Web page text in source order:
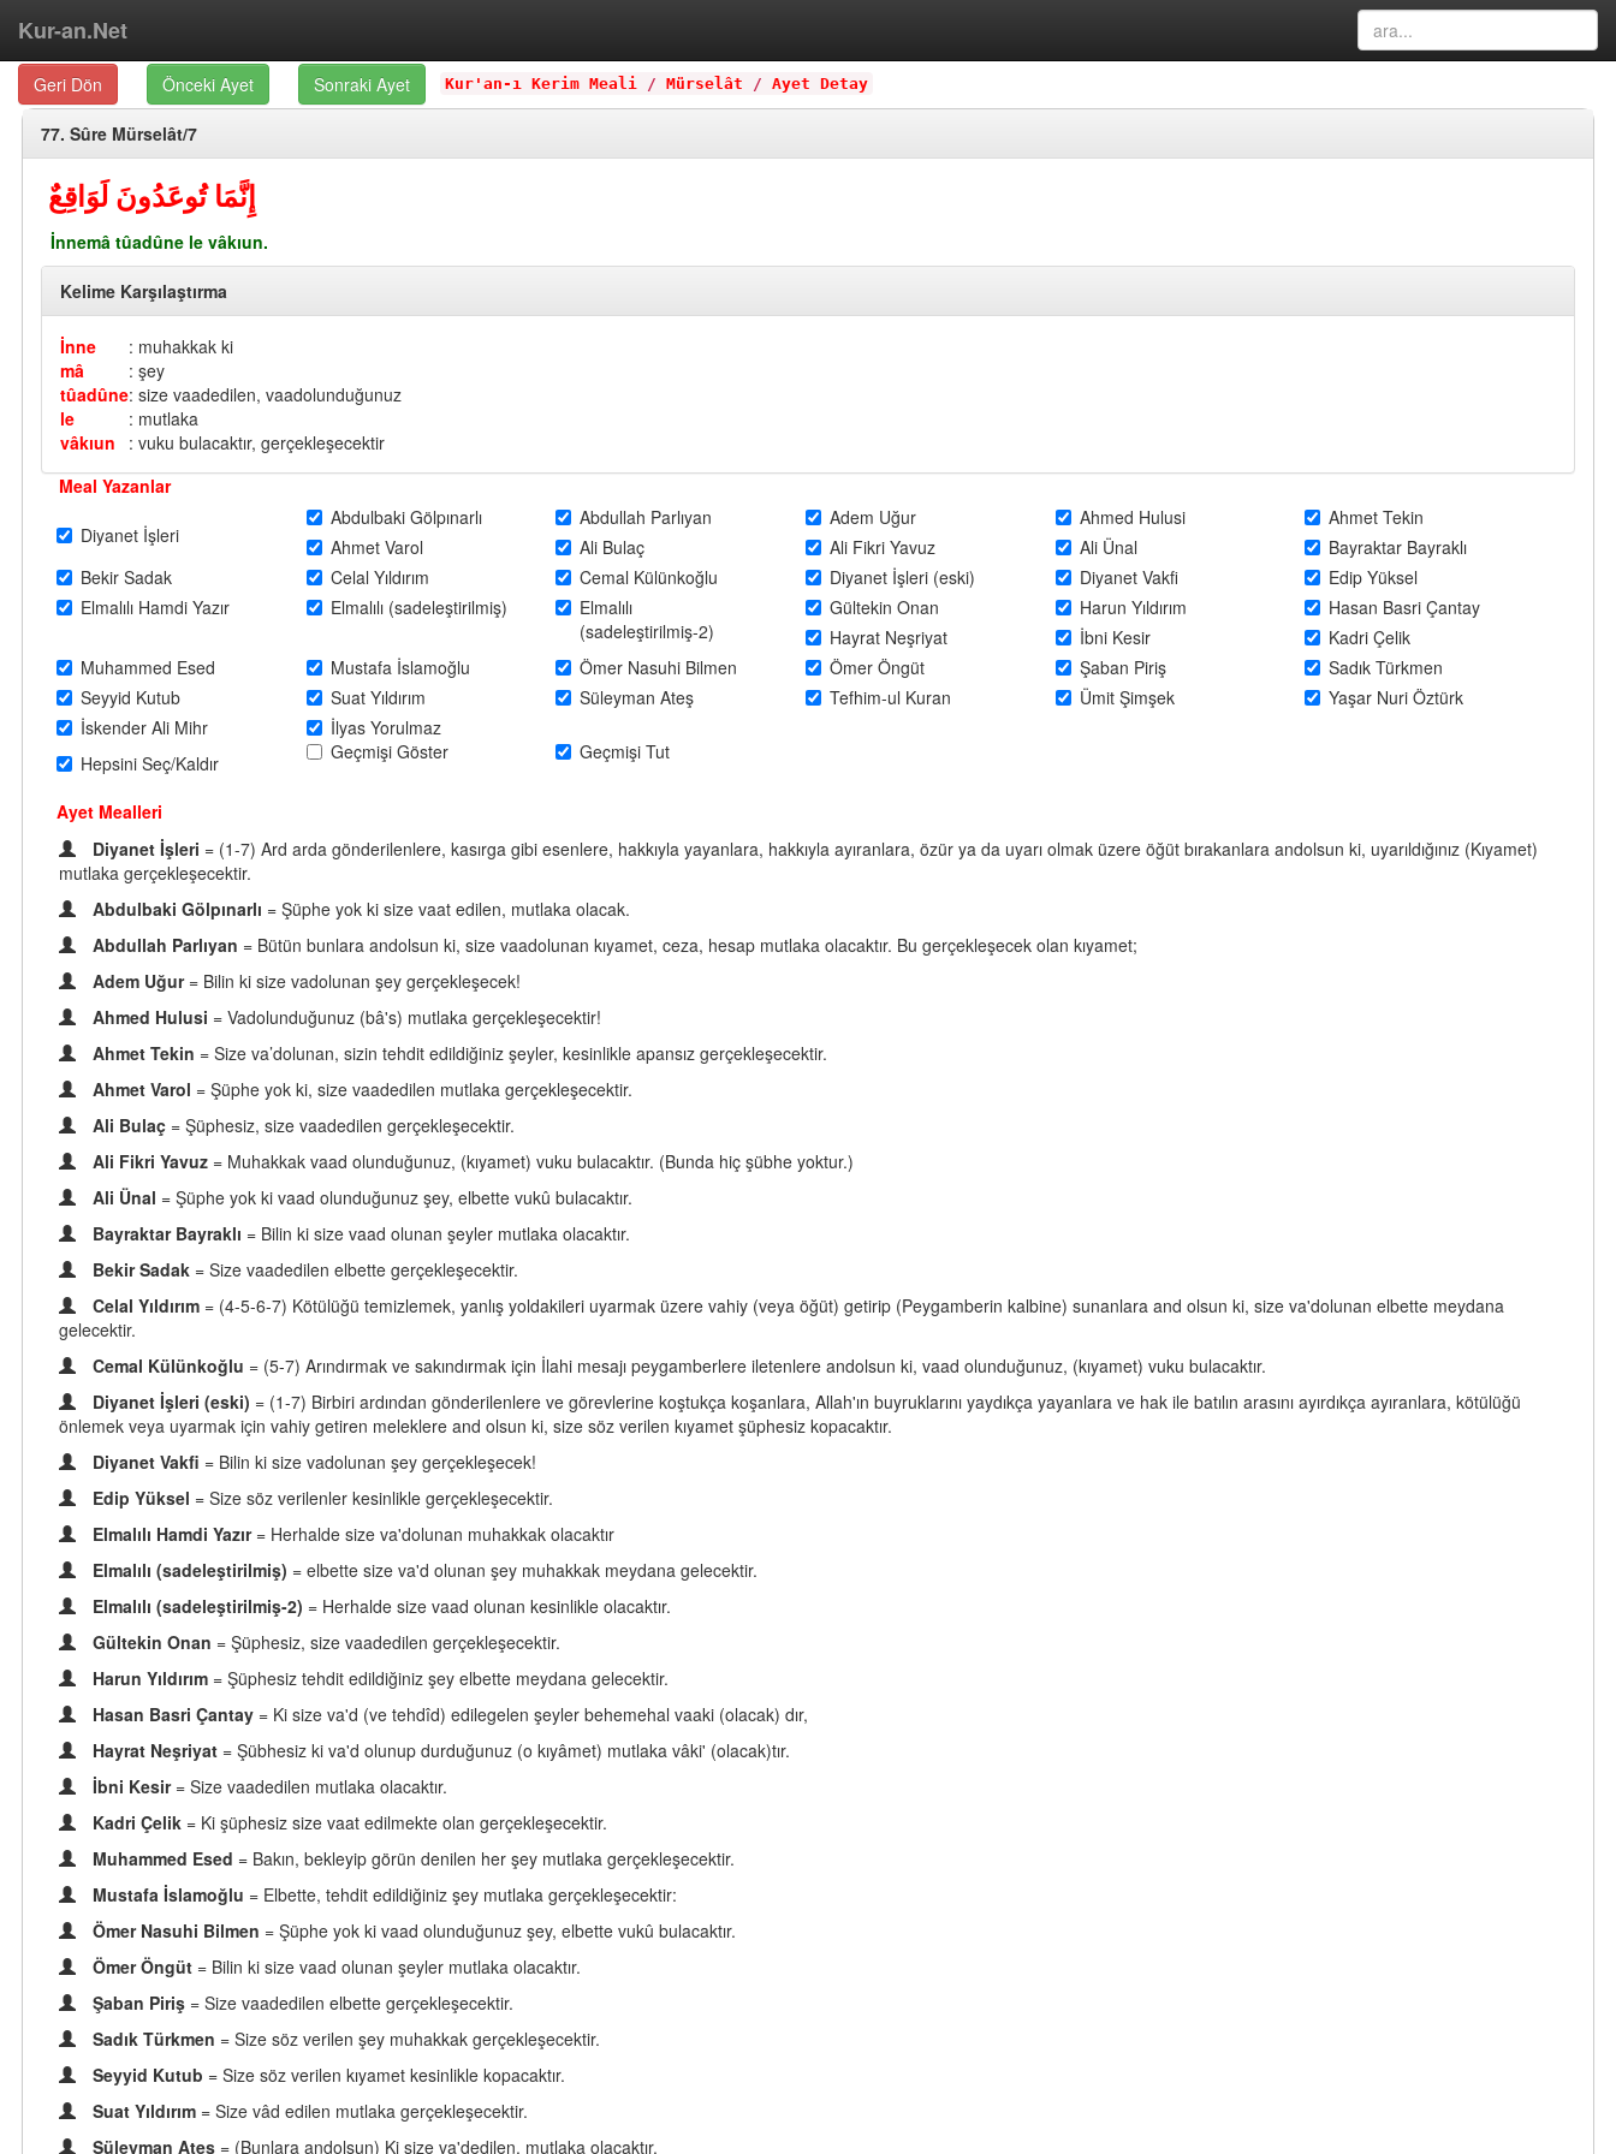
Kur-an.Net
Geri Dön Önceki Ayet Sonraki Ayet Kur'an-ı Kerim Meali / Mürselât / Ayet Detay
77. Sûre Mürselât/7
إِنَّمَا تُوعَدُونَ لَوَاقِعٌ
İnnemâ tûadûne le vâkıun.
Kelime Karşılaştırma
İnne
: muhakkak ki
mâ
: şey
tûadûne: size vaadedilen, vaadolunduğunuz
le
: mutlaka
vâkıun
: vuku bulacaktır, gerçekleşecektir
Meal Yazanlar
Diyanet İşleri
Abdulbaki Gölpınarlı Abdullah Parlıyan Adem Uğur Ahmed Hulusi
Ahmet Tekin
Ahmet Varol
Ali Bulaç Ali Fikri Yavuz Ali Ünal
Bayraktar Bayraklı
Bekir Sadak
Celal Yıldırım Cemal Külünkoğlu Diyanet İşleri (eski) Diyanet Vakfi
Edip Yüksel
Elmalılı Hamdi Yazır
Elmalılı (sadeleştirilmiş)
Elmalılı
(sadeleştirilmiş-2)
Gültekin Onan Harun Yıldırım
Hasan Basri Çantay
Hayrat Neşriyat
İbni Kesir
Kadri Çelik
Muhammed Esed
Mustafa İslamoğlu Ömer Nasuhi Bilmen Ömer Öngüt Şaban Piriş
Sadık Türkmen
Seyyid Kutub
Suat Yıldırım Süleyman Ateş Tefhim-ul Kuran Ümit Şimşek
Yaşar Nuri Öztürk
İskender Ali Mihr
İlyas Yorulmaz
Hepsini Seç/Kaldır
Geçmişi Göster Geçmişi Tut
Ayet Mealleri
Diyanet İşleri = (1-7) Ard arda gönderilenlere, kasırga gibi esenlere, hakkıyla yayanlara, hakkıyla ayıranlara, özür ya da uyarı olmak üzere öğüt bırakanlara andolsun ki, uyarıldığınız (Kıyamet)
mutlaka gerçekleşecektir.
Abdulbaki Gölpınarlı = Şüphe yok ki size vaat edilen, mutlaka olacak.
Abdullah Parlıyan = Bütün bunlara andolsun ki, size vaadolunan kıyamet, ceza, hesap mutlaka olacaktır. Bu gerçekleşecek olan kıyamet;
Adem Uğur = Bilin ki size vadolunan şey gerçekleşecek!
Ahmed Hulusi = Vadolunduğunuz (bâ's) mutlaka gerçekleşecektir!
Ahmet Tekin = Size va’dolunan, sizin tehdit edildiğiniz şeyler, kesinlikle apansız gerçekleşecektir.
Ahmet Varol = Şüphe yok ki, size vaadedilen mutlaka gerçekleşecektir.
Ali Bulaç = Şüphesiz, size vaadedilen gerçekleşecektir.
Ali Fikri Yavuz = Muhakkak vaad olunduğunuz, (kıyamet) vuku bulacaktır. (Bunda hiç şübhe yoktur.)
Ali Ünal = Şüphe yok ki vaad olunduğunuz şey, elbette vukû bulacaktır.
Bayraktar Bayraklı = Bilin ki size vaad olunan şeyler mutlaka olacaktır.
Bekir Sadak = Size vaadedilen elbette gerçekleşecektir.
Celal Yıldırım = (4-5-6-7) Kötülüğü temizlemek, yanlış yoldakileri uyarmak üzere vahiy (veya öğüt) getirip (Peygamberin kalbine) sunanlara and olsun ki, size va'dolunan elbette meydana
gelecektir.
Cemal Külünkoğlu = (5-7) Arındırmak ve sakındırmak için İlahi mesajı peygamberlere iletenlere andolsun ki, vaad olunduğunuz, (kıyamet) vuku bulacaktır.
Diyanet İşleri (eski) = (1-7) Birbiri ardından gönderilenlere ve görevlerine koştukça koşanlara, Allah'ın buyruklarını yaydıkça yayanlara ve hak ile batılın arasını ayırdıkça ayıranlara, kötülüğü
önlemek veya uyarmak için vahiy getiren meleklere and olsun ki, size söz verilen kıyamet şüphesiz kopacaktır.
Diyanet Vakfi = Bilin ki size vadolunan şey gerçekleşecek!
Edip Yüksel = Size söz verilenler kesinlikle gerçekleşecektir.
Elmalılı Hamdi Yazır = Herhalde size va'dolunan muhakkak olacaktır
Elmalılı (sadeleştirilmiş) = elbette size va'd olunan şey muhakkak meydana gelecektir.
Elmalılı (sadeleştirilmiş-2) = Herhalde size vaad olunan kesinlikle olacaktır.
Gültekin Onan = Şüphesiz, size vaadedilen gerçekleşecektir.
Harun Yıldırım = Şüphesiz tehdit edildiğiniz şey elbette meydana gelecektir.
Hasan Basri Çantay = Ki size va'd (ve tehdîd) edilegelen şeyler behemehal vaaki (olacak) dır,
Hayrat Neşriyat = Şübhesiz ki va'd olunup durduğunuz (o kıyâmet) mutlaka vâki' (olacak)tır.
İbni Kesir = Size vaadedilen mutlaka olacaktır.
Kadri Çelik = Ki şüphesiz size vaat edilmekte olan gerçekleşecektir.
Muhammed Esed = Bakın, bekleyip görün denilen her şey mutlaka gerçekleşecektir.
Mustafa İslamoğlu = Elbette, tehdit edildiğiniz şey mutlaka gerçekleşecektir:
Ömer Nasuhi Bilmen = Şüphe yok ki vaad olunduğunuz şey, elbette vukû bulacaktır.
Ömer Öngüt = Bilin ki size vaad olunan şeyler mutlaka olacaktır.
Şaban Piriş = Size vaadedilen elbette gerçekleşecektir.
Sadık Türkmen = Size söz verilen şey muhakkak gerçekleşecektir.
Seyyid Kutub = Size söz verilen kıyamet kesinlikle kopacaktır.
Suat Yıldırım = Size vâd edilen mutlaka gerçekleşecektir.
Süleyman Ateş = (Bunlara andolsun) Ki size va'dedilen, mutlaka olacaktır.